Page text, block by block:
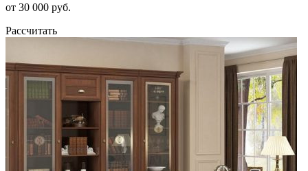
от 30 000 руб.
Рассчитать